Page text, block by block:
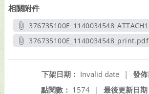
相關附件
另開新視窗
376735100E_1140034548_print.pdf
發佈
下架日期： Invalid date
|
最後更新日期
點閱數： 1574 |